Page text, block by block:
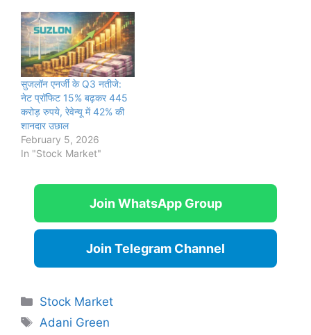
सुजलॉन एनर्जी के Q3 नतीजे:
नेट प्रॉफिट 15% बढ़कर 445
करोड़ रुपये, रेवेन्यू में 42% की
शानदार उछाल
February 5, 2026
In "Stock Market"
Join WhatsApp Group
Join Telegram Channel
Categories
Stock Market
Tags
Adani Green